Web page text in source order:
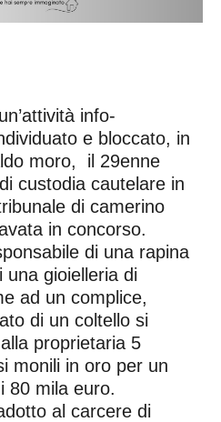
info-
e bloccato, in
moro, il 29enne
custodia cautelare in
di camerino
in concorso.
di una rapina
una gioielleria di
ad un complice,
di un coltello si
proprietaria 5
monili in oro per un
80 mila euro.
al carcere di